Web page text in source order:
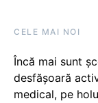
CELE MAI NOI
Încă mai sunt
desfășoară
medical, pe